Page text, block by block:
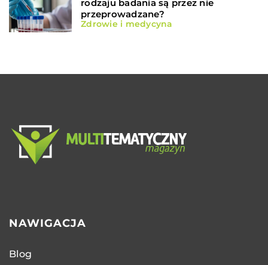
rodzaju badania są przez nie
przeprowadzane?
Zdrowie i medycyna
NAWIGACJA
Blog